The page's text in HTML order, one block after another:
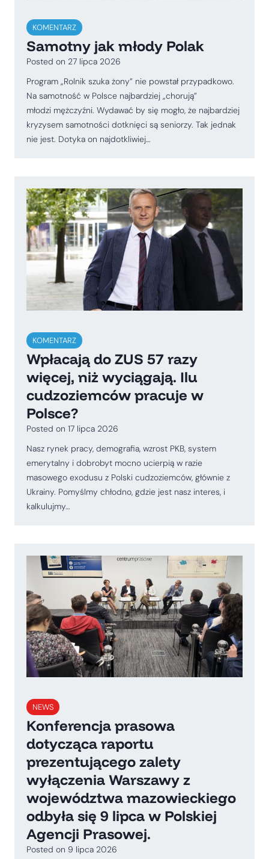
KOMENTARZ
Samotny jak młody Polak
Posted on 27 lipca 2026
Program „Rolnik szuka żony” nie powstał przypadkowo.
Na samotność w Polsce najbardziej „chorują”
młodzi mężczyźni. Wydawać by się mogło, że najbardziej
kryzysem samotności dotknięci są seniorzy. Tak jednak
nie jest. Dotyka on najdotkliwiej…
KOMENTARZ
Wpłacają do ZUS 57 razy
więcej, niż wyciągają. Ilu
cudzoziemców pracuje w
Polsce?
Posted on 17 lipca 2026
Nasz rynek pracy, demografia, wzrost PKB, system
emerytalny i dobrobyt mocno ucierpią w razie
masowego exodusu z Polski cudzoziemców, głównie z
Ukrainy. Pomyślmy chłodno, gdzie jest nasz interes, i
kalkulujmy…
NEWS
Konferencja prasowa
dotycząca raportu
prezentującego zalety
wyłączenia Warszawy z
województwa mazowieckiego
odbyła się 9 lipca w Polskiej
Agencji Prasowej.
Posted on 9 lipca 2026